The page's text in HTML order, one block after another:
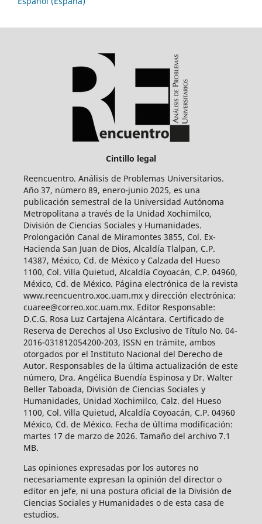
Cintillo legal
Reencuentro. Análisis de Problemas Universitarios.
Año 37, número 89, enero-junio 2025, es una
publicación semestral de la Universidad Autónoma
Metropolitana a través de la Unidad Xochimilco,
División de Ciencias Sociales y Humanidades.
Prolongación Canal de Miramontes 3855, Col. Ex-
Hacienda San Juan de Dios, Alcaldía Tlalpan, C.P.
14387, México, Cd. de México y Calzada del Hueso
1100, Col. Villa Quietud, Alcaldía Coyoacán, C.P. 04960,
México, Cd. de México. Página electrónica de la revista
www.reencuentro.xoc.uam.mx y dirección electrónica:
cuaree@correo.xoc.uam.mx. Editor Responsable:
D.C.G. Rosa Luz Cartajena Alcántara. Certificado de
Reserva de Derechos al Uso Exclusivo de Título No. 04-
2016-031812054200-203, ISSN en trámite, ambos
otorgados por el Instituto Nacional del Derecho de
Autor. Responsables de la última actualización de este
número, Dra. Angélica Buendía Espinosa y Dr. Walter
Beller Taboada, División de Ciencias Sociales y
Humanidades, Unidad Xochimilco, Calz. del Hueso
1100, Col. Villa Quietud, Alcaldía Coyoacán, C.P. 04960
México, Cd. de México. Fecha de última modificación:
martes 17 de marzo de 2026. Tamaño del archivo 7.1
MB.
Las opiniones expresadas por los autores no
necesariamente expresan la opinión del director o
editor en jefe, ni una postura oficial de la División de
Ciencias Sociales y Humanidades o de esta casa de
estudios.